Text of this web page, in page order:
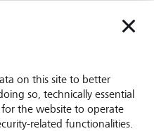
régulièrement plus
auteures et auteurs
thèmes économiques,
on this site to better
so, technically essential
for the website to operate
related functionalities.